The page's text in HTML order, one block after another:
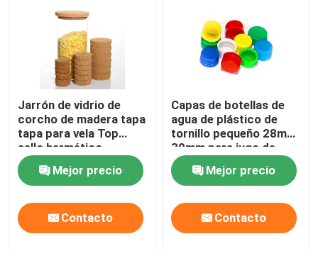
Jarrón de vidrio de
corcho de madera tapa
tapa para vela Top
sello hermético
Mejor precio
Contacto
Capas de botellas de
agua de plástico de
tornillo pequeño 28mm
30mm para jugo de
bebida
Mejor precio
Contacto